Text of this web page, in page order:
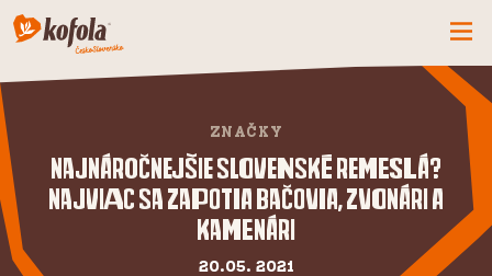
SPOZNAJ FIRMU
KOFOLA
PRODUKTY
PRIDAJ SA K NÁM
ZNAČKY
Najnáročnejšie slovenské remeslá?
Najviac sa zapotia bačovia, zvonári a
kamenári
20.05. 2021